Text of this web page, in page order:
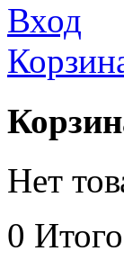
Вход
Нет
0 Итого